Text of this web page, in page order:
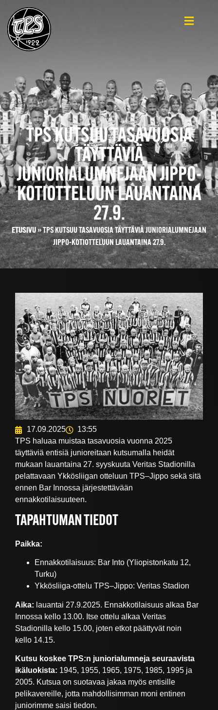
TPS KUTSUU TASAVUOSIA
TÄYTTÄVIÄ
JUNIORIALUMNEJAAN JIPPO-
KOTIOTTELUUN LAUANTAINA
27.9.
ETUSIVU»TPS KUTSUU TASAVUOSIA TÄYTTÄVIÄ JUNIORIALUMNEJAAN
JIPPO-KOTIOTTELUUN LAUANTAINA 27.9.
17.09.2025
13:55
TPS haluaa muistaa tasavuosia vuonna 2025
täyttäviä entisiä junioreitaan kutsumalla heidät
mukaan lauantaina 27. syyskuuta Veritas Stadionilla
pelattavaan Ykkösliigan otteluun TPS–Jippo sekä sitä
ennen Bar Innossa järjestettävään
ennakkotilaisuuteen.
TAPAHTUMAN TIEDOT
Paikka:
Ennakkotilaisuus: Bar Into (Yliopistonkatu 12,
Turku)
Ykkösliiga-ottelu TPS–Jippo: Veritas Stadion
Aika: lauantai 27.9.2025. Ennakkotilaisuus alkaa Bar
Innossa kello 13.00. Itse ottelu alkaa Veritas
Stadionilla kello 15.00, joten etkot päättyvät noin
kello 14.15.
Kutsu koskee TPS:n juniorialumneja seuraavista
ikäluokista: 1945, 1955, 1965, 1975, 1985, 1995 ja
2005. Kutsua on suotavaa jakaa myös entisille
pelikavereille, jotta mahdollisimman moni entinen
juniorimme saisi tiedon.